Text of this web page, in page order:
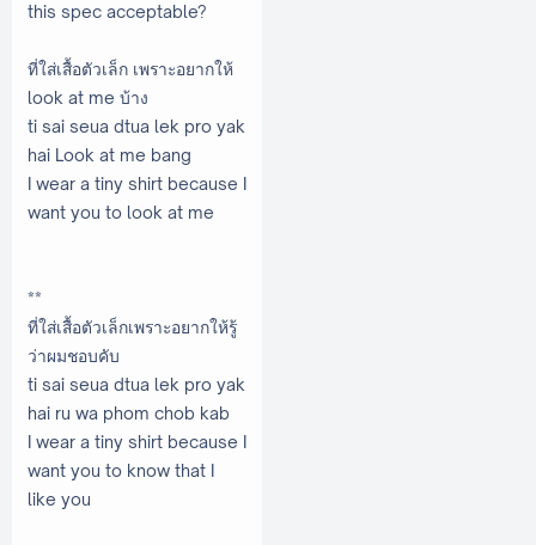
this spec acceptable?
ที่ใส่เสื้อตัวเล็ก เพราะอยากให้
look at me บ้าง
ti sai seua dtua lek pro yak
hai Look at me bang
I wear a tiny shirt because I
want you to look at me
**
ที่ใส่เสื้อตัวเล็กเพราะอยากให้รู้
ว่าผมชอบคับ
ti sai seua dtua lek pro yak
hai ru wa phom chob kab
I wear a tiny shirt because I
want you to know that I
like you